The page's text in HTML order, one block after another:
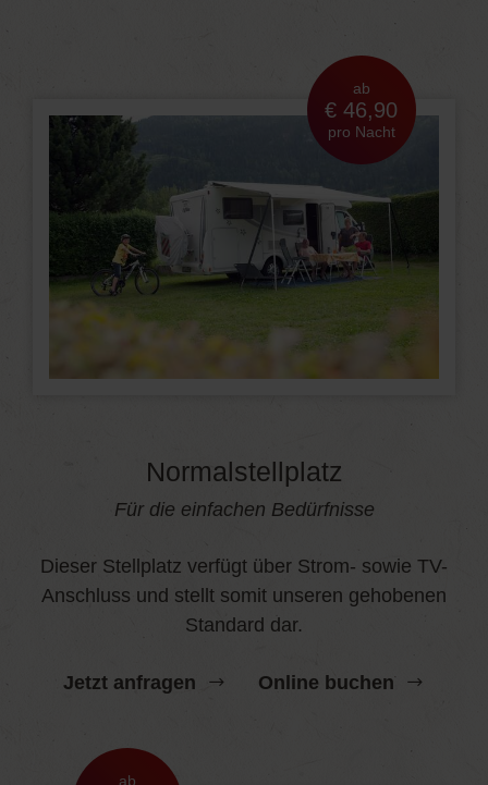
Normalstellplatz
Für die einfachen Bedürfnisse
Dieser Stellplatz verfügt über Strom- sowie TV-
Anschluss und stellt somit unseren gehobenen
Standard dar.
Jetzt anfragen Online buchen
ab
€ 46,90
pro Nacht
ab